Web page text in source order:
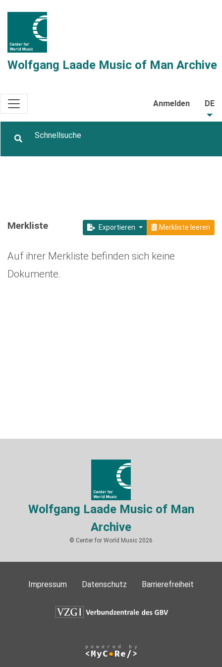
Wolfgang Laade Music of Man Archive
Anmelden DE
Exportieren Merkliste leeren
Merkliste
Auf ihrer Merkliste befinden sich keine
Dokumente.
Wolfgang Laade Music of Man
Archive
© Center for World Music 2026
Impressum Datenschutz Barrierefreiheit